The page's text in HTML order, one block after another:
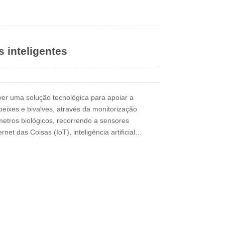
inteligentes
uma solução tecnológica para apoiar a
e bivalves, através da monitorização
biológicos, recorrendo a sensores
das Coisas (IoT), inteligência artificial…